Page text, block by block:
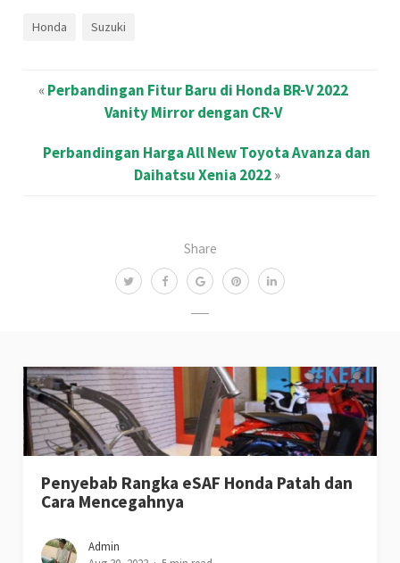
Share
Honda Suzuki
«Perbandingan Fitur Baru di Honda BR-V 2022
Vanity Mirror dengan CR-V
Perbandingan Harga All New Toyota Avanza dan
Daihatsu Xenia 2022»
Penyebab Rangka eSAF Honda Patah dan
Cara Mencegahnya
Admin